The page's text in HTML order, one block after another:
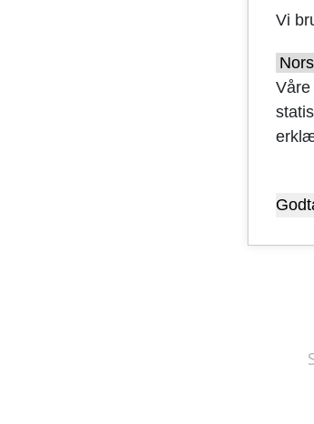
Vi
Våre